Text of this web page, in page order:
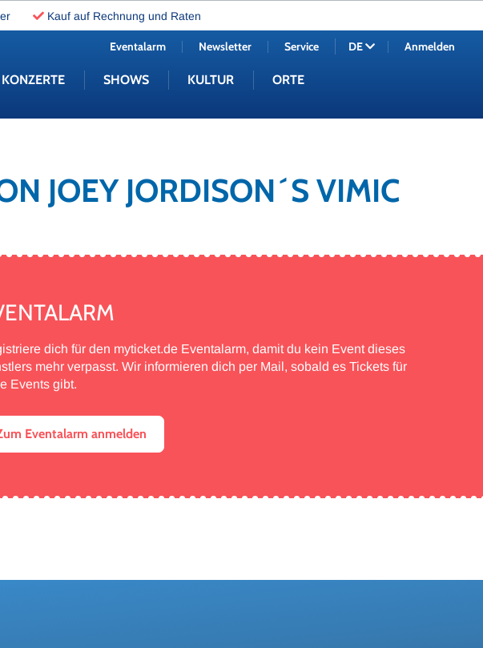
Kauf auf Rechnung und Raten
KONZERTE SHOWS KULTUR ORTE
Eventalarm Newsletter Service DE Anmelden
JOEY JORDISON´S VIMIC
dich für den myticket.de Eventalarm, damit du kein Event dieses
mehr verpasst. Wir informieren dich per Mail, sobald es Tickets für
Events gibt.
Eventalarm anmelden